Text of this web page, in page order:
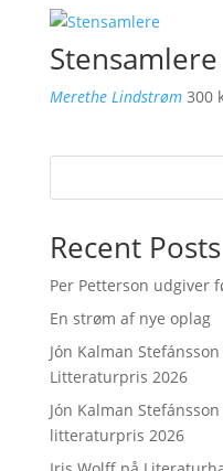
Stensamlere
Merethe Lindstrøm 300
Recent Posts
Per Petterson udgiver
En strøm af nye oplag
Jón Kalman
Litteraturpris 2026
Jón Kalman
litteraturpris 2026